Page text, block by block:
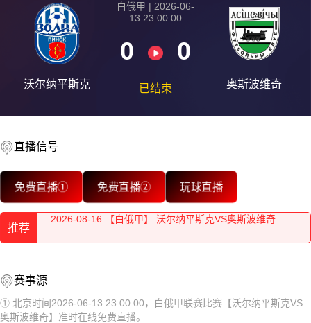
沃尔纳平斯克
白俄甲 | 2026-06-
13 23:00:00
0 0
已结束 奥斯波维奇
直播信号
免费直播① 免费直播② 玩球直播
推荐
2026-08-16 【白俄甲】 沃尔纳平斯克VS奥斯波维奇
2026-08-16 【白俄甲】 沃尔纳平斯克VS奥斯波维奇
2026-08-16 【白俄甲】 沃尔纳平斯克VS奥斯波维奇
2026-08-16 【白俄甲】 沃尔纳平斯克VS奥斯波维奇
赛事源
①.北京时间2026-06-13 23:00:00，白俄甲联赛比赛【沃尔纳平斯克VS
奥斯波维奇】准时在线免费直播。